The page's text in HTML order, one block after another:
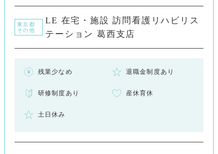
東京都
その他
LE 在宅・施設 訪問看護リハビリス
テーション 葛西支店
残業少なめ 退職金制度あり
研修制度あり 産休育休
土日休み